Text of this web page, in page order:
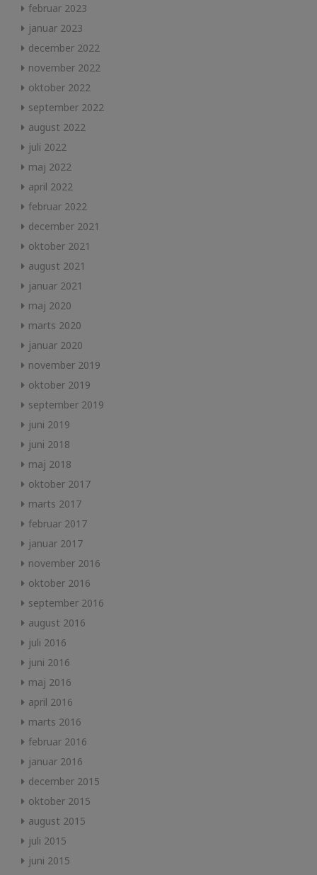
februar 2023
januar 2023
december 2022
november 2022
oktober 2022
september 2022
august 2022
juli 2022
maj 2022
april 2022
februar 2022
december 2021
oktober 2021
august 2021
januar 2021
maj 2020
marts 2020
januar 2020
november 2019
oktober 2019
september 2019
juni 2019
juni 2018
maj 2018
oktober 2017
marts 2017
februar 2017
januar 2017
november 2016
oktober 2016
september 2016
august 2016
juli 2016
juni 2016
maj 2016
april 2016
marts 2016
februar 2016
januar 2016
december 2015
oktober 2015
august 2015
juli 2015
juni 2015